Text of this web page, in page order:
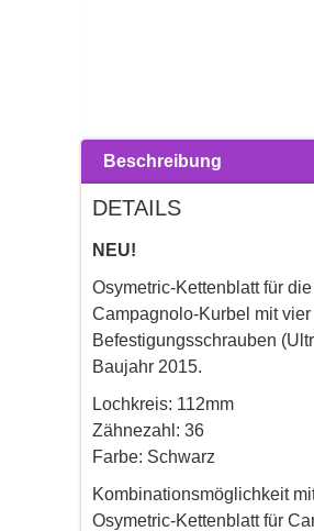
Beschreibung
DETAILS
NEU!
Osymetric-Kettenblatt für
Campagnolo-Kurbel mit vier
Befestigungsschrauben
Baujahr 2015.
Lochkreis: 112mm
Zähnezahl: 36
Farbe: Schwarz
Kombinationsmöglichkeit
Osymetric-Kettenblatt für